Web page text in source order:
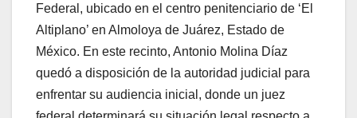
Federal, ubicado en el centro penitenciario de ‘El
Altiplano’ en Almoloya de Juárez, Estado de
México. En este recinto, Antonio Molina Díaz
quedó a disposición de la autoridad judicial para
enfrentar su audiencia inicial, donde un juez